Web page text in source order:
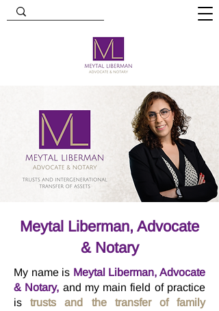
Meytal Liberman, Advocate
& Notary
My name is Meytal Liberman, Advocate
& Notary, and my main field of practice
istrusts and the transfer of family